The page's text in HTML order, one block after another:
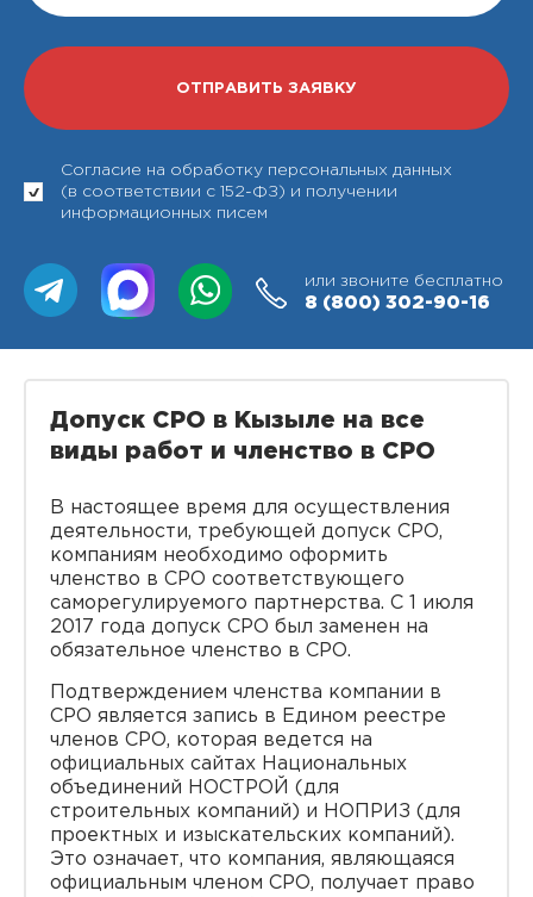
Согласие на обработку персональных данных
(в соответствии с 152-ФЗ) и получении
информационных писем
или звоните бесплатно
8 (800) 302-90-16
Допуск СРО в Кызыле на все
виды работ и членство в СРО
В настоящее время для осуществления
деятельности, требующей допуск СРО,
компаниям необходимо оформить
членство в СРО соответствующего
саморегулируемого партнерства. С 1 июля
2017 года допуск СРО был заменен на
обязательное членство в СРО.
Подтверждением членства компании в
СРО является запись в Едином реестре
членов СРО, которая ведется на
официальных сайтах Национальных
объединений НОСТРОЙ (для
строительных компаний) и НОПРИЗ (для
проектных и изыскательских компаний).
Это означает, что компания, являющаяся
официальным членом СРО, получает право